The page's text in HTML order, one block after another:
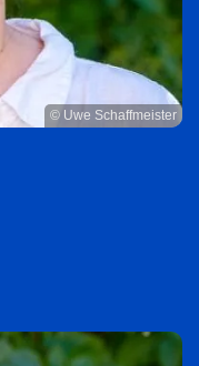
© Uwe Schaffmeister